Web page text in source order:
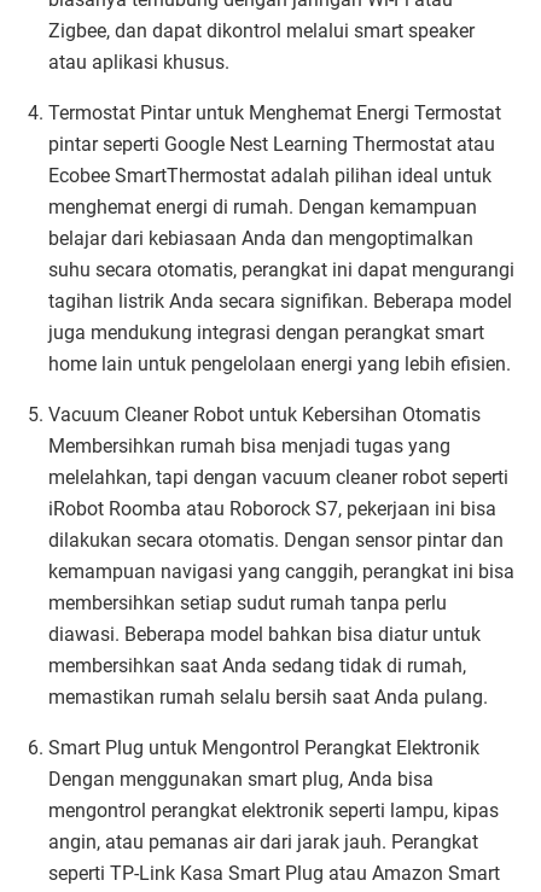
Zigbee, dan dapat dikontrol melalui smart speaker
atau aplikasi khusus.
Termostat Pintar untuk Menghemat Energi Termostat
pintar seperti Google Nest Learning Thermostat atau
Ecobee SmartThermostat adalah pilihan ideal untuk
menghemat energi di rumah. Dengan kemampuan
belajar dari kebiasaan Anda dan mengoptimalkan
suhu secara otomatis, perangkat ini dapat mengurangi
tagihan listrik Anda secara signifikan. Beberapa model
juga mendukung integrasi dengan perangkat smart
home lain untuk pengelolaan energi yang lebih efisien.
Vacuum Cleaner Robot untuk Kebersihan Otomatis
Membersihkan rumah bisa menjadi tugas yang
melelahkan, tapi dengan vacuum cleaner robot seperti
iRobot Roomba atau Roborock S7, pekerjaan ini bisa
dilakukan secara otomatis. Dengan sensor pintar dan
kemampuan navigasi yang canggih, perangkat ini bisa
membersihkan setiap sudut rumah tanpa perlu
diawasi. Beberapa model bahkan bisa diatur untuk
membersihkan saat Anda sedang tidak di rumah,
memastikan rumah selalu bersih saat Anda pulang.
Smart Plug untuk Mengontrol Perangkat Elektronik
Dengan menggunakan smart plug, Anda bisa
mengontrol perangkat elektronik seperti lampu, kipas
angin, atau pemanas air dari jarak jauh. Perangkat
seperti TP-Link Kasa Smart Plug atau Amazon Smart